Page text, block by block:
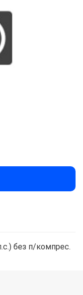
без п/компрес.